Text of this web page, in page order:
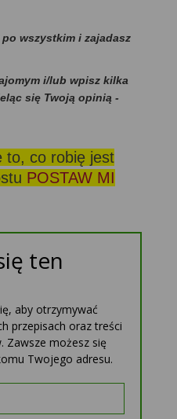
wszystkim i zajadasz
i/lub wpisz kilka
się Twoją opinią -
to, co robię jest
POSTAW MI
ten
aby otrzymywać
przepisach oraz treści
Zawsze możesz się
Twojego adresu.